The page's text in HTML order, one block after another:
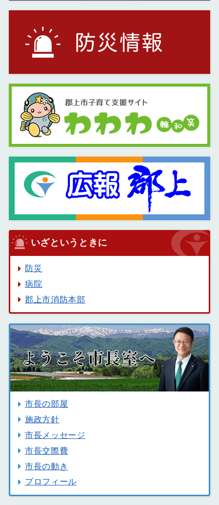
いざというときに
防災
病院
郡上市消防本部
市長の部屋
施政方針
市長メッセージ
市長交際費
市長の動き
プロフィール